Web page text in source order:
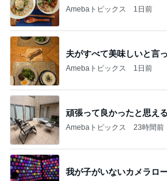
Amebaトピックス 1日前
夫がすべて美味しいと言
Amebaトピックス 1日前
頑張って良かったと思え
Amebaトピックス 23時間前
我が子がいないカメラロ